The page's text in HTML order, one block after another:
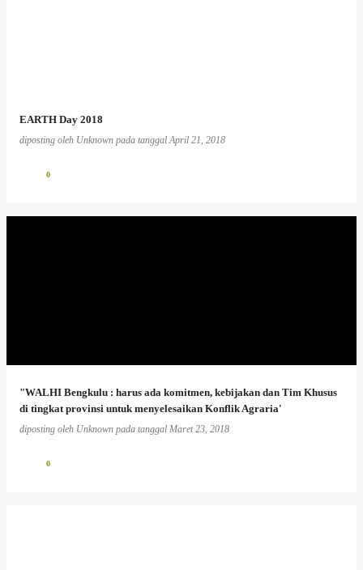
EARTH Day 2018
diposting oleh Unknown pada tanggalApril 21, 2018
0
"WALHI Bengkulu : harus ada komitmen, kebijakan dan Tim Khusus
di tingkat provinsi untuk menyelesaikan Konflik Agraria'
diposting oleh Unknown pada tanggal Maret 23, 2018
0